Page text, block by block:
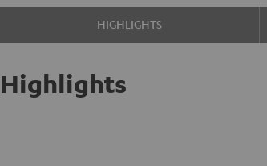
HIGHLIGHTS
Highlights